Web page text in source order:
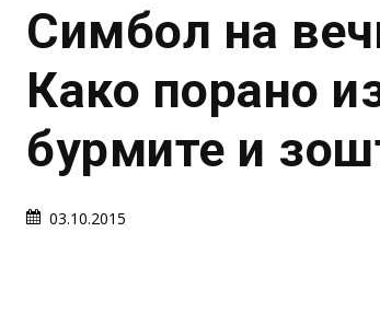
Симбол на
Како порано
бурмите и
03.10.2015